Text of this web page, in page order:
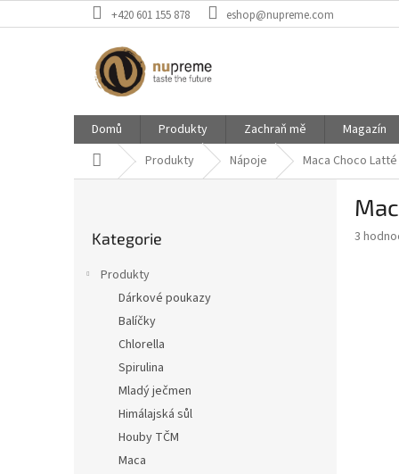
na
+420 601 155 878 eshop@nupreme.com
Domů Produkty Zachraň mě
Magazín
Domů Produkty Nápoje Maca Choco Latté
kategorie
Kategorie
Produkty
Dárkové poukazy
Balíčky
Chlorella
Spirulina
Mladý ječmen
Himálajská sůl
Houby TČM
Maca
3